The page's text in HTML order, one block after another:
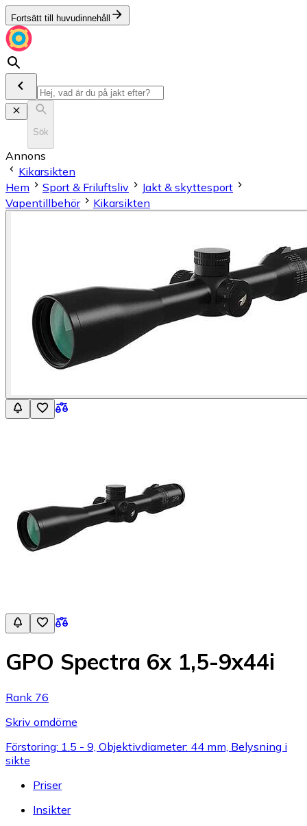
Fortsätt till huvudinnehåll
Sök
Annons
Kikarsikten
Hem
Sport & Friluftsliv
Jakt & skyttesport
Vapentillbehör
Kikarsikten
GPO Spectra 6x 1,5-9x44i
Rank 76
Skriv omdöme
Förstoring: 1.5 - 9, Objektivdiameter: 44 mm, Belysning i
sikte
Priser
Insikter